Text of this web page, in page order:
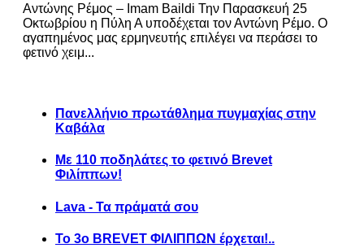
Αντώνης Ρέμος – Imam Baildi Την Παρασκευή 25
Οκτωβρίου η Πύλη Α υποδέχεται τον Αντώνη Ρέμο. Ο
αγαπημένος μας ερμηνευτής επιλέγει να περάσει το
φετινό χειμ...
Πανελλήνιο πρωτάθλημα πυγμαχίας στην
Καβάλα
Με 110 ποδηλάτες το φετινό Brevet
Φιλίππων!
Lava - Τα πράματά σου
Το 3ο BREVET ΦΙΛΙΠΠΩΝ έρχεται!..